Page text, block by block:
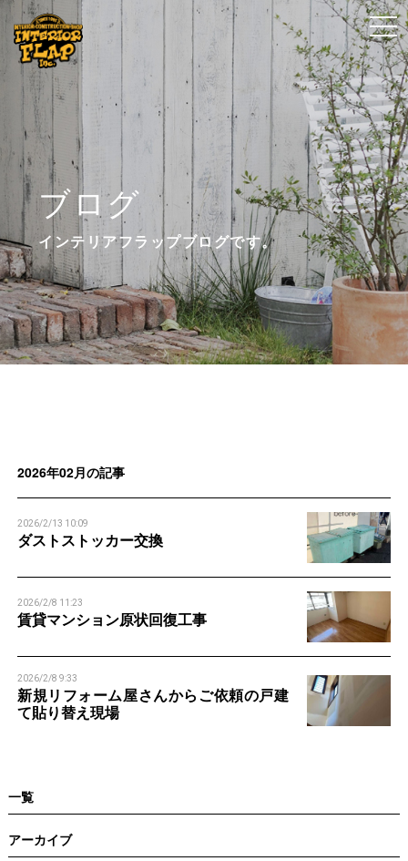
ブログ
インテリアフラップブログです。
2026年02月の記事
2026/2/13 10:09
ダストストッカー交換
2026/2/8 11:23
賃貸マンション原状回復工事
2026/2/8 9:33
新規リフォーム屋さんからご依頼の戸建
て貼り替え現場
一覧
アーカイブ
t
o
g
g
l
e
n
a
v
i
g
a
t
t
o
g
g
l
e
n
a
v
i
g
a
t